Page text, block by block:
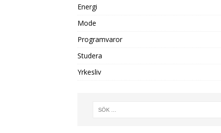
Energi
Mode
Programvaror
Studera
Yrkesliv